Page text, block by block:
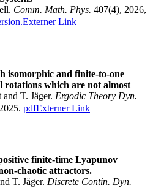
Comm. Math. Phys. 407(4), 2026,
Externer Link
isomorphic and finite-to-one
rotations which are not almost
T. Jäger. Ergodic Theory Dyn.
pdfExterner Link
finite-time Lyapunov
chaotic attractors.
T. Jäger. Discrete Contin. Dyn.